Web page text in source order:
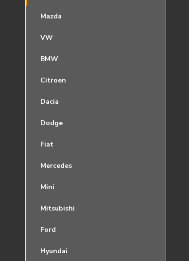
Mazda
VW
BMW
Citroen
Dacia
Dodge
Fiat
Mercedes
Mini
Mitsubishi
Ford
Hyundai